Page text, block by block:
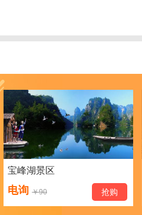
宝峰湖景区
电询 ￥90 抢购